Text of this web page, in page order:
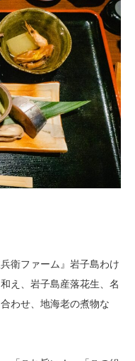
衛ファーム』岩子島わけ
え、岩子島産落花生、名
わせ、地海老の煮物な